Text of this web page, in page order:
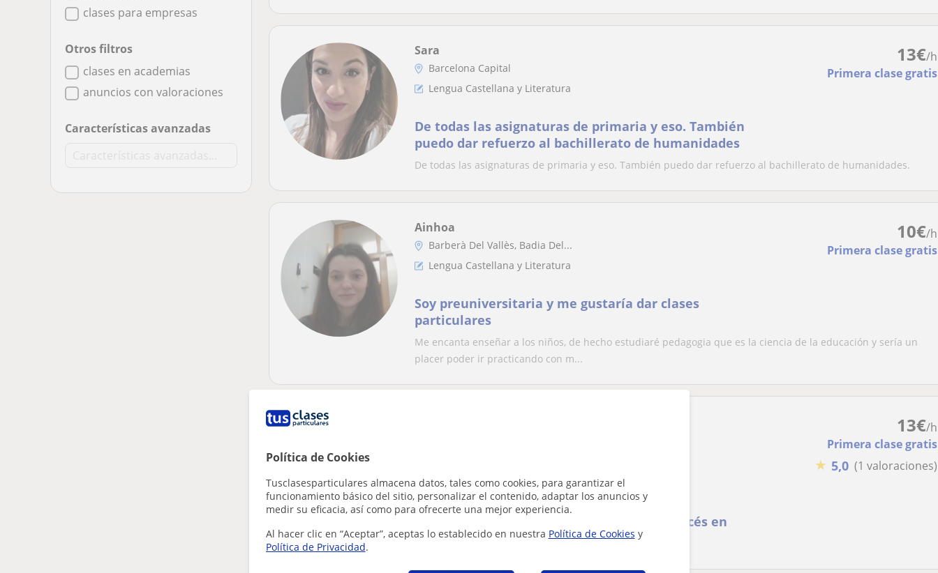
Política de Cookies
Tusclasesparticulares almacena datos, tales como cookies, para garantizar el
funcionamiento básico del sitio, personalizar el contenido, adaptar los anuncios y
medir su eficacia, así como para ofrecerte una mejor experiencia.
Al hacer clic en “Aceptar”, aceptas lo establecido en nuestra Política de Cookies y
Política de Privacidad.
clases para empresas
Otros filtros
clases en academias
anuncios con valoraciones
Características avanzadas
13€/h
Primera clase gratis
Sara
Barcelona Capital
Lengua Castellana y Literatura
De todas las asignaturas de primaria y eso. También
puedo dar refuerzo al bachillerato de humanidades
De todas las asignaturas de primaria y eso. También puedo dar refuerzo al bachillerato de humanidades.
10€/h
Primera clase gratis
Ainhoa
Barberà Del Vallès, Badia Del...
Lengua Castellana y Literatura
Soy preuniversitaria y me gustaría dar clases
particulares
Me encanta enseñar a los niños, de hecho estudiaré pedagogia que es la ciencia de la educación y sería un
placer poder ir practicando con m...
13€/h
Primera clase gratis
★ 5,0 (1 valoraciones)
Lengua Castellana y Literatura
Doy clases de lengua, historia, inglés y francés en
Sabadell y alrededores